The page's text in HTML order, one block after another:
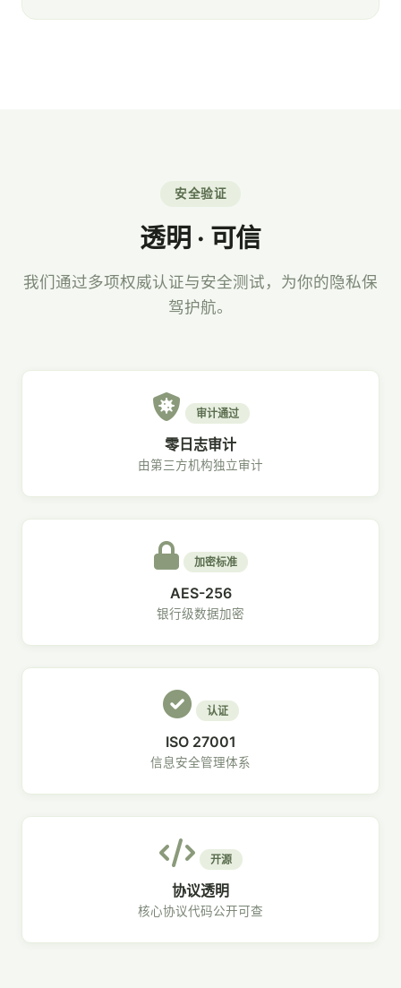
安全验证
透明 · 可信
我们通过多项权威认证与安全测试，为你的隐私保
驾护航。
审计通过
零日志审计
由第三方机构独立审计
加密标准
AES-256
银行级数据加密
认证
ISO 27001
信息安全管理体系
开源
协议透明
核心协议代码公开可查